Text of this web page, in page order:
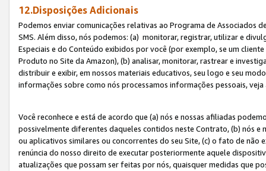
12.Disposições Adicionais
Podemos enviar comunicações relativas ao Programa de Associados
SMS. Além disso, nós podemos: (a) monitorar, registrar, utilizar e
Especiais e do Conteúdo exibidos por você (por exemplo, se um
Produto no Site da Amazon), (b) analisar, monitorar, rastrear e
distribuir e exibir, em nossos materiais educativos, seu logo e seu
informações sobre como nós processamos informações pessoais,
Você reconhece e está de acordo que (a) nós e nossas afiliadas
possivelmente diferentes daqueles contidos neste Contrato, (b) nós
ou aplicativos similares ou concorrentes do seu Site, (c) o fato de
renúncia do nosso direito de executar posteriormente aquele
atualizações que possam ser feitas por nós, quaisquer medidas que